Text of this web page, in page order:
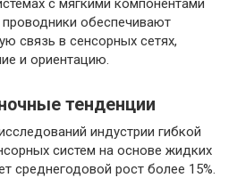
с мягкими компонентами
обеспечивают
связь в сенсорных сетях,
и ориентацию.
тенденции
индустрии гибкой
систем на основе жидких
среднегодовой рост более 15%.